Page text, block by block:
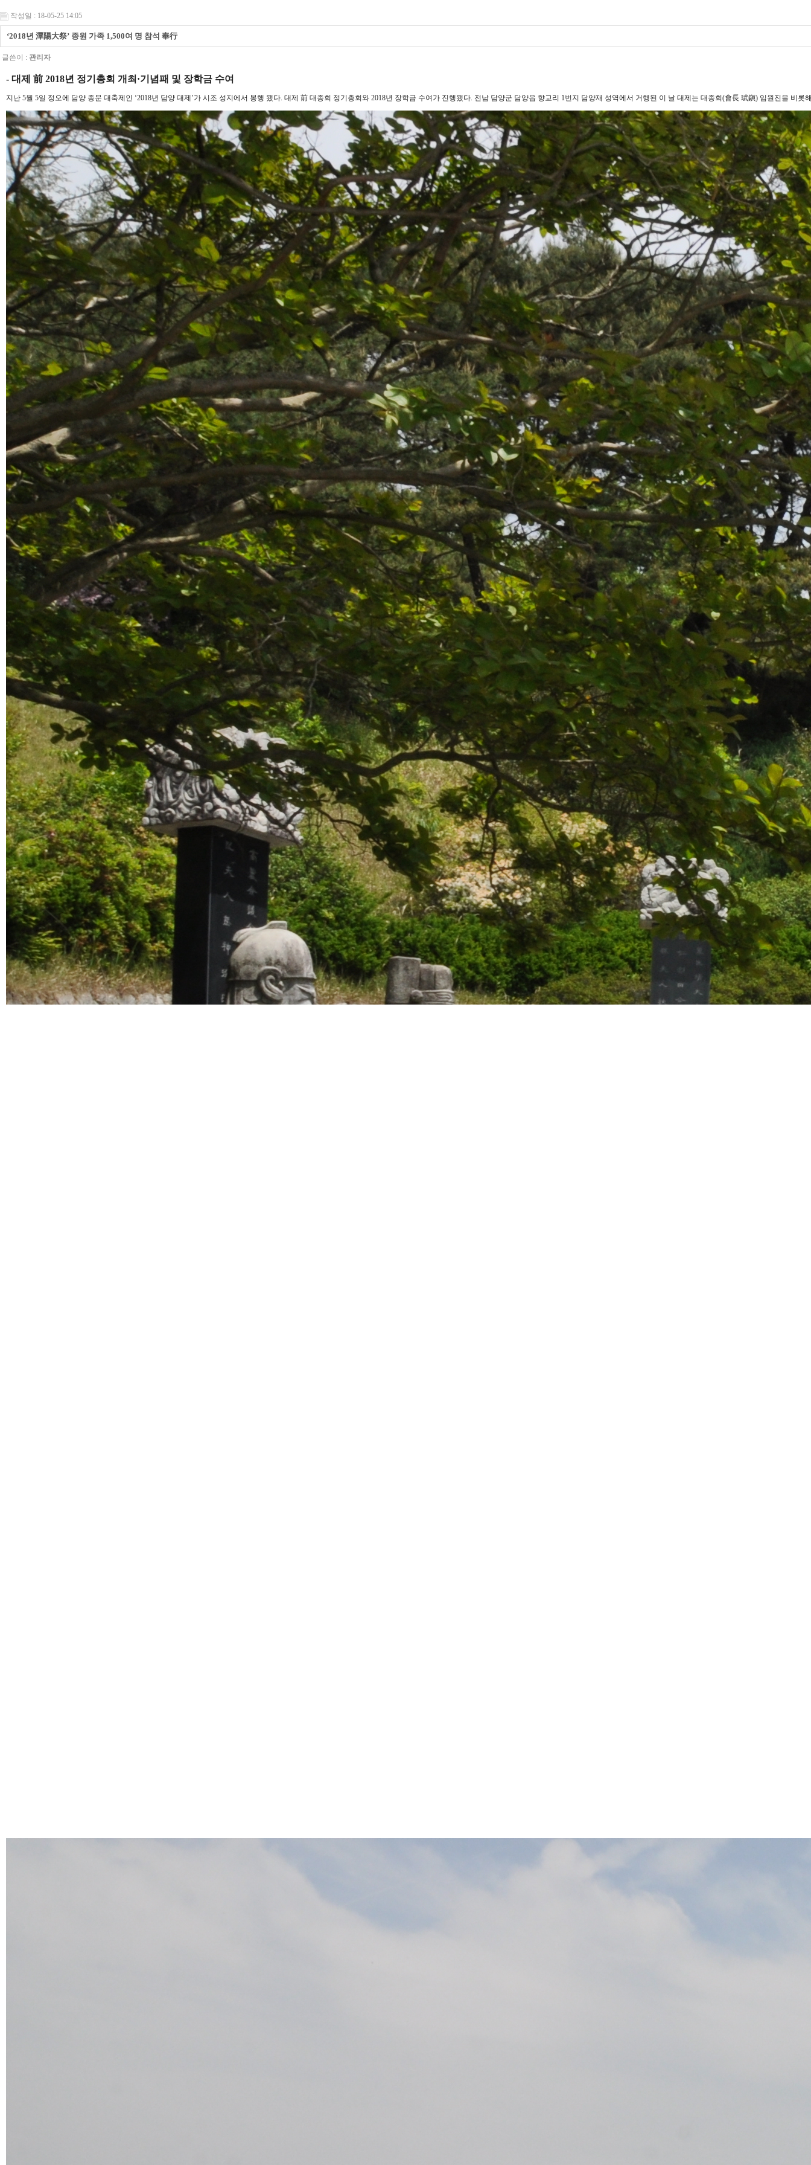
작성일 : 18-05-25 14:05
‘2018년 潭陽大祭’ 종원 가족 1,500여 명 참석 奉行
글쓴이 : 관리자
- 대제 前 2018년 정기총회 개최·기념패 및 장학금 수여
지난 5월 5일 정오에 담양 종문 대축제인 ‘2018년 담양 대제’가 시조 성지에서 봉행 됐다. 대제 前 대종회 정기총회와 2018년 장학금 수여가 진행됐다. 전남 담양군 담양읍 향교리 1번지 담양재 성역에서 거행된 이 날 대제는 대종회(會長 珷鎭) 임원진을 비